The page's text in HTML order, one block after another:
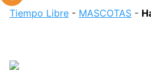
Tiempo Libre - MASCOTAS -